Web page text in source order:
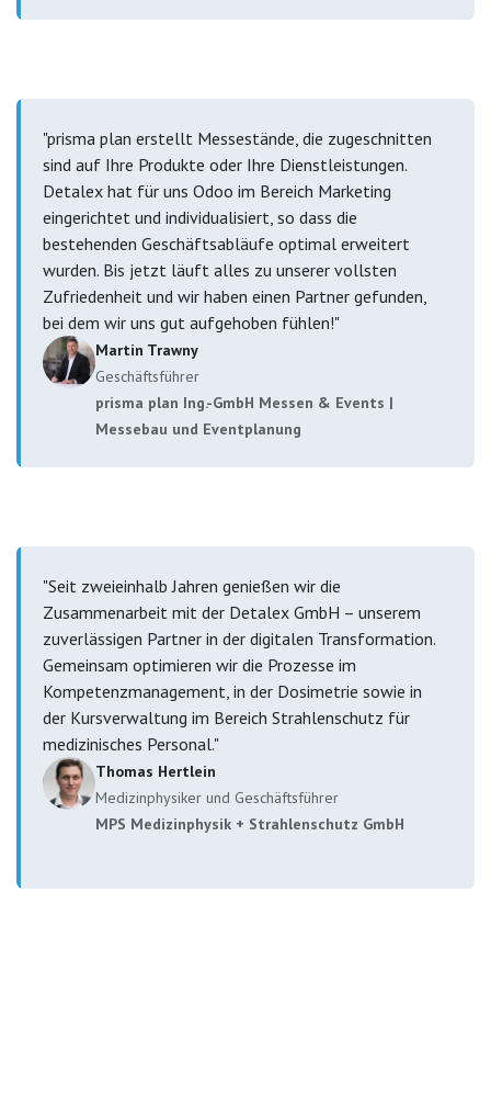
"prisma plan erstellt Messestände, die zugeschnitten
sind auf Ihre Produkte oder Ihre Dienstleistungen.
Detalex hat für uns Odoo im Bereich Marketing
eingerichtet und individualisiert, so dass die
bestehenden Geschäftsabläufe optimal erweitert
wurden. Bis jetzt läuft alles zu unserer vollsten
Zufriedenheit und wir haben einen Partner gefunden,
bei dem wir uns gut aufgehoben fühlen!"
Martin Trawny
Geschäftsführer
prisma plan Ing.-GmbH Messen & Events |
Messebau und Eventplanung
"Seit zweieinhalb Jahren genießen wir die
Zusammenarbeit mit der Detalex GmbH – unserem
zuverlässigen Partner in der digitalen Transformation.
Gemeinsam optimieren wir die Prozesse im
Kompetenzmanagement, in der Dosimetrie sowie in
der Kursverwaltung im Bereich Strahlenschutz für
medizinisches Personal."
Thomas Hertlein
Medizinphysiker und Geschäftsführer
MPS Medizinphysik + Strahlenschutz GmbH